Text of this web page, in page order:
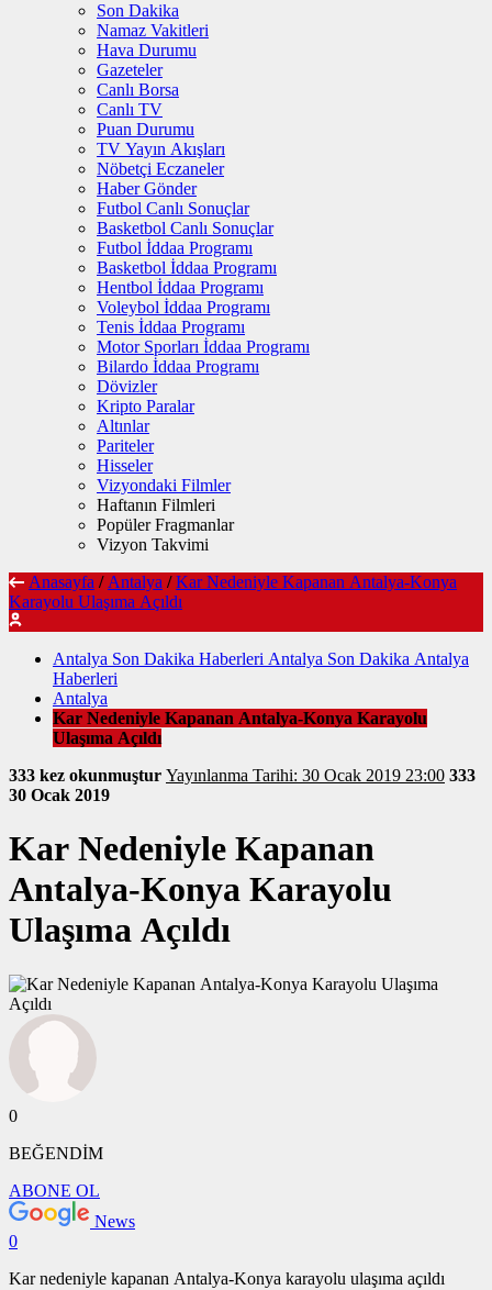
Son Dakika
Namaz Vakitleri
Hava Durumu
Gazeteler
Canlı Borsa
Canlı TV
Puan Durumu
TV Yayın Akışları
Nöbetçi Eczaneler
Haber Gönder
Futbol Canlı Sonuçlar
Basketbol Canlı Sonuçlar
Futbol İddaa Programı
Basketbol İddaa Programı
Hentbol İddaa Programı
Voleybol İddaa Programı
Tenis İddaa Programı
Motor Sporları İddaa Programı
Bilardo İddaa Programı
Dövizler
Kripto Paralar
Altınlar
Pariteler
Hisseler
Vizyondaki Filmler
Haftanın Filmleri
Popüler Fragmanlar
Vizyon Takvimi
Anasayfa / Antalya / Kar Nedeniyle Kapanan Antalya-Konya
Karayolu Ulaşıma Açıldı
Antalya Son Dakika Haberleri Antalya Son Dakika Antalya
Haberleri
Antalya
Kar Nedeniyle Kapanan Antalya-Konya Karayolu
Ulaşıma Açıldı
333 kez okunmuştur
Yayınlanma Tarihi: 30 Ocak 2019 23:00 333
30 Ocak 2019
Kar Nedeniyle Kapanan
Antalya-Konya Karayolu
Ulaşıma Açıldı
0
BEĞENDİM
ABONE OL
News
0
Kar nedeniyle kapanan Antalya-Konya karayolu ulaşıma açıldı